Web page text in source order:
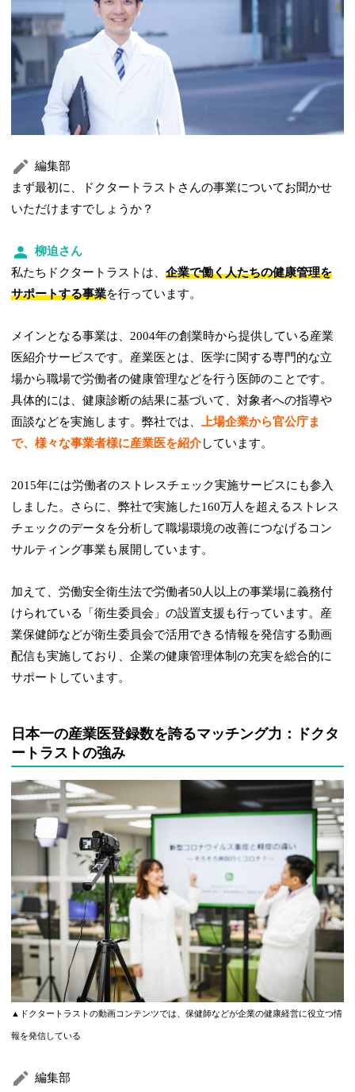
編集部
まず最初に、ドクタートラストさんの事業についてお聞かせ
いただけますでしょうか？
柳迫さん
私たちドクタートラストは、企業で働く人たちの健康管理を
サポートする事業を行っています。
メインとなる事業は、2004年の創業時から提供している産業
医紹介サービスです。産業医とは、医学に関する専門的な立
場から職場で労働者の健康管理などを行う医師のことです。
具体的には、健康診断の結果に基づいて、対象者への指導や
面談などを実施します。弊社では、上場企業から官公庁ま
で、様々な事業者様に産業医を紹介しています。
2015年には労働者のストレスチェック実施サービスにも参入
しました。さらに、弊社で実施した160万人を超えるストレス
チェックのデータを分析して職場環境の改善につなげるコン
サルティング事業も展開しています。
加えて、労働安全衛生法で労働者50人以上の事業場に義務付
けられている「衛生委員会」の設置支援も行っています。産
業保健師などが衛生委員会で活用できる情報を発信する動画
配信も実施しており、企業の健康管理体制の充実を総合的に
サポートしています。
日本一の産業医登録数を誇るマッチング力：ドクタ
ートラストの強み
▲ドクタートラストの動画コンテンツでは、保健師などが企業の健康経営に役立つ情
報を発信している
編集部